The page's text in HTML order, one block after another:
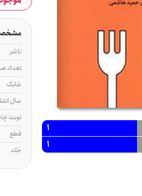
1
1
ناشر
تعداد
شابک
سال
نوبت
قطع
جلد